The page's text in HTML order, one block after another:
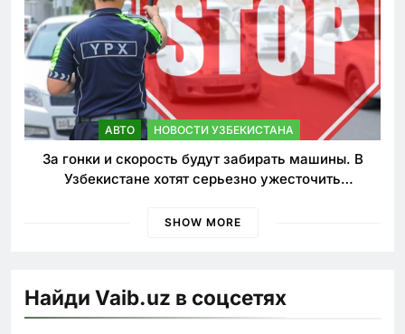
АВТО НОВОСТИ УЗБЕКИСТАНА
За гонки и скорость будут забирать машины. В
Узбекистане хотят серьезно ужесточить
SHOW MORE
Найди Vaib.uz в соцсетях